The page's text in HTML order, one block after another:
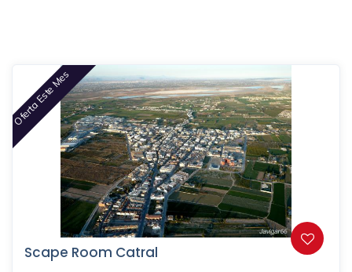
Oferta Este Mes
Scape Room Catral